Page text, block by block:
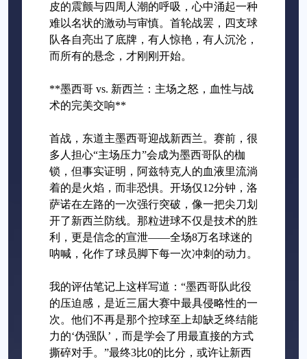
皮的震颤与四周人潮的呼吸，心中涌起一种
难以名状的激动与审慎。首轮战罢，四支球
队各自亮出了底牌，有人惊艳，有人沉沦，
而所有的悬念，才刚刚开始。
**墨西哥 vs. 新西兰：主场之怒，血性与战
术的完美交响**
首战，东道主墨西哥迎战新西兰。赛前，很
多人担心“主场压力”会成为墨西哥队的枷
锁，但事实证明，阿兹特克人的血液里流淌
着的是火焰，而非恐惧。开场仅12分钟，洛
萨诺在左路的一次强行突破，像一把尖刀划
开了新西兰防线。那粒进球不仅是技术的胜
利，更是信念的宣泄——全场8万名球迷的
呐喊，化作了球员脚下每一次冲刺的动力。
我的评估笔记上这样写道：“墨西哥队此役
的压迫感，是近三届大赛中最具侵略性的一
次。他们不再是那个控球至上却缺乏终结能
力的‘伪强队’，而是学会了用最直接的方式
撕碎对手。”最终3比0的比分，或许让新西